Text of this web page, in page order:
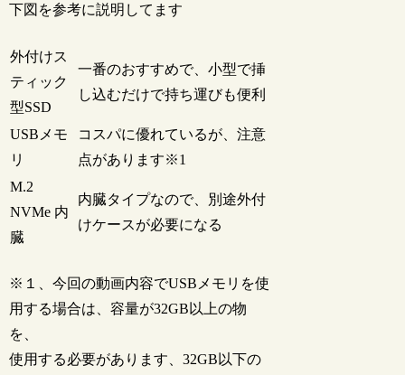
下図を参考に説明してます
外付けス
ティック
型SSD
一番のおすすめで、小型で挿
し込むだけで持ち運びも便利
USBメモ
リ
コスパに優れているが、注意
点があります※1
M.2
NVMe 内
臓
内臓タイプなので、別途外付
けケースが必要になる
※１、今回の動画内容でUSBメモリを使
用する場合は、容量が32GB以上の物
を、
使用する必要があります、32GB以下の